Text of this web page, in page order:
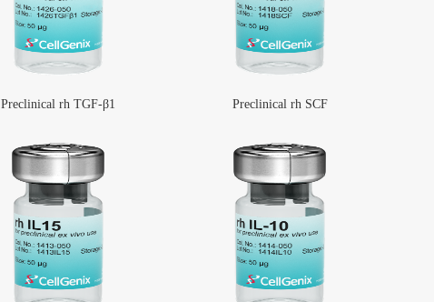
Preclinical rh TGF-β1 Preclinical rh SCF